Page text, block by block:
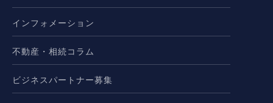
インフォメーション
不動産・相続コラム
ビジネスパートナー募集